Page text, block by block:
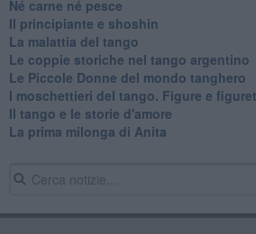
​Né carne né pesce
Il principiante e shoshin
La malattia del tango
Le coppie storiche nel tango argentino
​Le Piccole Donne del mondo tanghero
I moschettieri del tango. Figure e
Il tango e le storie d'amore
​La prima milonga di Anita